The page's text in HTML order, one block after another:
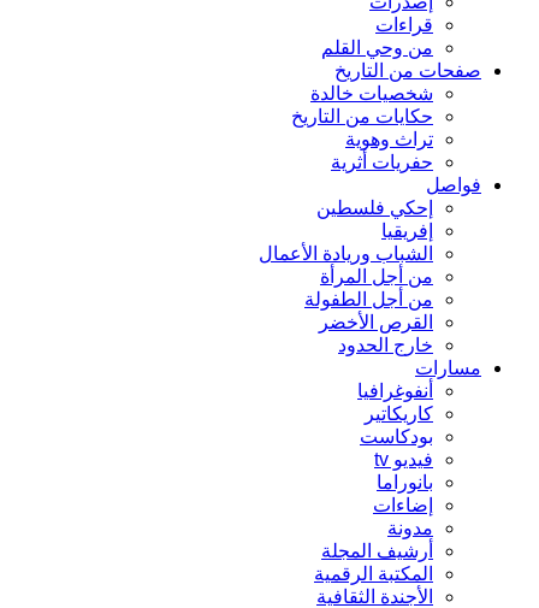
قراءات
من وحي القلم
صفحات من التاريخ
شخصيات خالدة
حكايات من التاريخ
تراث وهوية
حفريات أثرية
فواصل
إحكي فلسطين
إفريقيا
الشباب وريادة الأعمال
من أجل المرأة
من أجل الطفولة
القرص الأخضر
خارج الحدود
مسارات
أنفوغرافيا
كاريكاتير
بودكاست
فيديو tv
بانوراما
إضاءات
مدونة
أرشيف المجلة
المكتبة الرقمية
الأجندة الثقافية